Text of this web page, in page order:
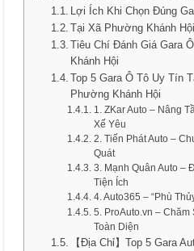
Lợi Ích Khi Chọn Đúng
Tại Xã Phường Khánh
Tiêu Chí Đánh Giá Gara
Khánh Hội
Top 5 Gara Ô Tô Uy Tín
Phường Khánh Hội
1. ZKar Auto – Nâng
Xế Yêu
2. Tiến Phát Auto –
Quát
3. Mạnh Quân Auto –
Tiện Ích
4. Auto365 – “Phù
5. ProAuto.vn –
Toàn Diện
【Địa Chỉ】Top 5 Gara